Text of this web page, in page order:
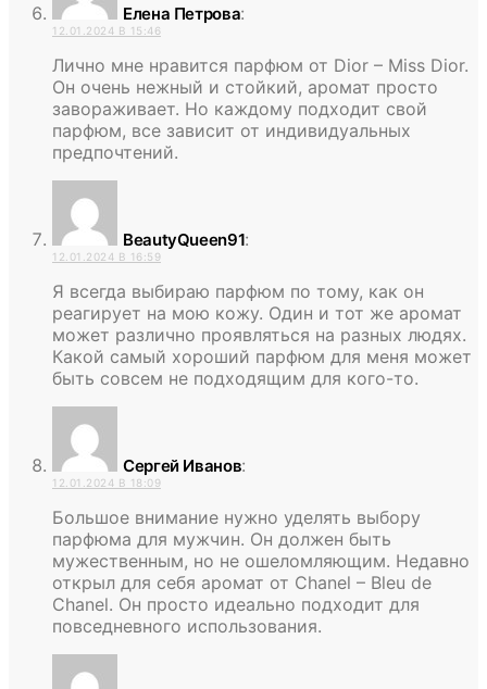
Елена Петрова:
12.01.2024 В 15:46
Лично мне нравится парфюм от Dior – Miss Dior.
Он очень нежный и стойкий, аромат просто
завораживает. Но каждому подходит свой
парфюм, все зависит от индивидуальных
предпочтений.
BeautyQueen91:
12.01.2024 В 16:59
Я всегда выбираю парфюм по тому, как он
реагирует на мою кожу. Один и тот же аромат
может различно проявляться на разных людях.
Какой самый хороший парфюм для меня может
быть совсем не подходящим для кого-то.
Сергей Иванов:
12.01.2024 В 18:09
Большое внимание нужно уделять выбору
парфюма для мужчин. Он должен быть
мужественным, но не ошеломляющим. Недавно
открыл для себя аромат от Chanel – Bleu de
Chanel. Он просто идеально подходит для
повседневного использования.